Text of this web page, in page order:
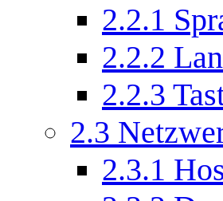
2.2.1
2.2.2
2.2.3
2.3
2.3.1